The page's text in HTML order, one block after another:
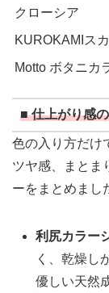
クローシア
KUROKAMIス
Motto ボタニカ
■ 仕上がり感
色の入り方だけ
ツヤ感、まとま
ーをまとめまし
利尻カラー
く、乾燥し
優しい天然